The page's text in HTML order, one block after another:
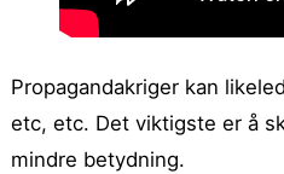
Propagandakriger kan
etc, etc. Det viktigste er å
mindre betydning.